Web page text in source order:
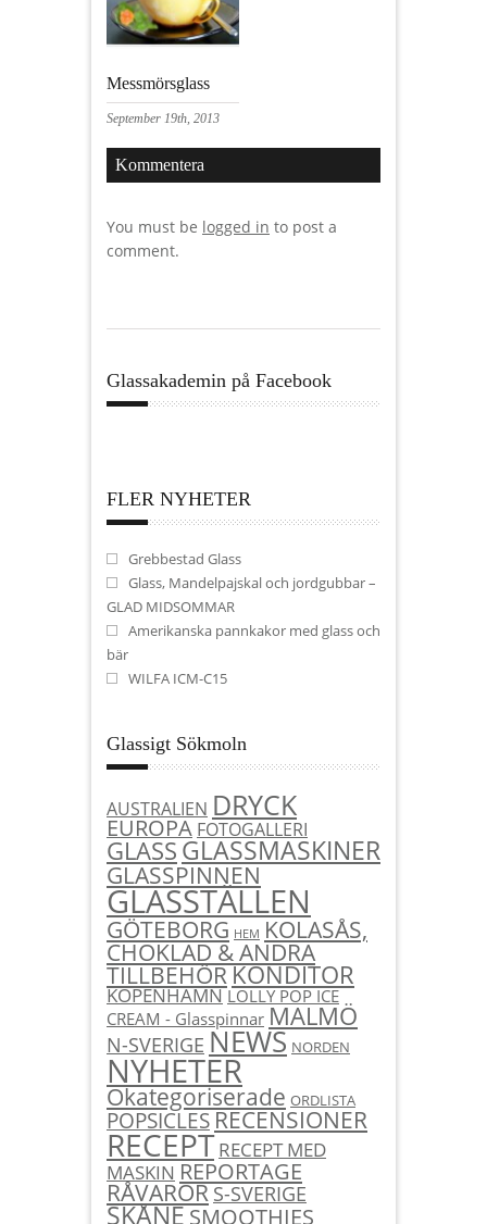
Messmörsglass
September 19th, 2013
Kommentera
You must be logged in to post a
comment.
Glassakademin på Facebook
FLER NYHETER
Grebbestad Glass
Glass, Mandelpajskal och jordgubbar –
GLAD MIDSOMMAR
Amerikanska pannkakor med glass och
bär
WILFA ICM-C15
Glassigt Sökmoln
AUSTRALIEN DRYCK
EUROPA FOTOGALLERI
GLASSGLASSMASKINER
GLASSPINNEN
GLASSTÄLLEN
GÖTEBORG HEM KOLASÅS,
CHOKLAD & ANDRA
TILLBEHÖRKONDITOR
KÖPENHAMN LOLLY POP ICE
CREAM - Glasspinnar MALMÖ
N-SVERIGE NEWS NORDEN
NYHETER
Okategoriserade ORDLISTA
POPSICLESRECENSIONER
RECEPT RECEPT MED
MASKIN REPORTAGE
RÅVARORS-SVERIGE
SKÅNESMOOTHIES